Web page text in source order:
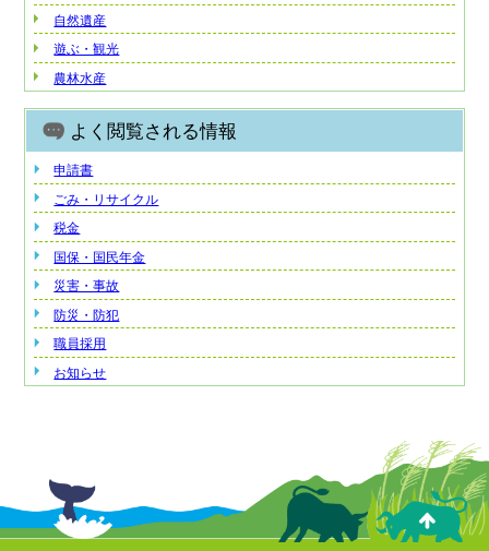
自然遺産
遊ぶ・観光
農林水産
よく閲覧される情報
申請書
ごみ・リサイクル
税金
国保・国民年金
災害・事故
防災・防犯
職員採用
お知らせ